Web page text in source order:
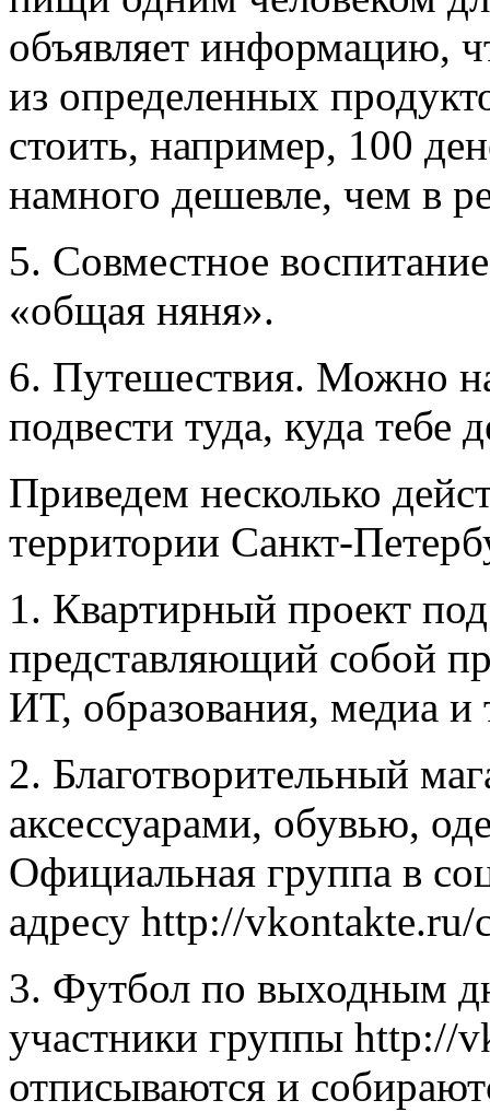
объявляет информацию,
из определенных
стоить, например, 100
намного дешевле, чем в
5. Совместное
«общая няня».
6. Путешествия. Можно
подвести туда, куда тебе
Приведем несколько
территории Санкт-
1. Квартирный проект
представляющий собой
ИТ, образования, медиа и
2. Благотворительный
аксессуарами, обувью,
Официальная группа в
адресу http://
3. Футбол по выходным
участники группы http://
отписываются и